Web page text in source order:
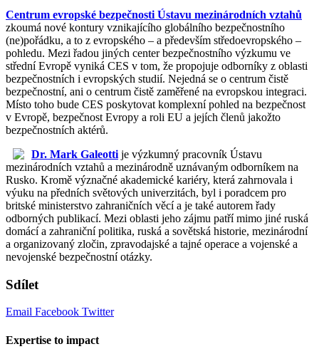
Centrum evropské bezpečnosti Ústavu mezinárodních vztahů
zkoumá nové kontury vznikajícího globálního bezpečnostního
(ne)pořádku, a to z evropského – a především středoevropského –
pohledu. Mezi řadou jiných center bezpečnostního výzkumu ve
střední Evropě vyniká CES v tom, že propojuje odborníky z oblasti
bezpečnostních i evropských studií. Nejedná se o centrum čistě
bezpečnostní, ani o centrum čistě zaměřené na evropskou integraci.
Místo toho bude CES poskytovat komplexní pohled na bezpečnost
v Evropě, bezpečnost Evropy a roli EU a jejích členů jakožto
bezpečnostních aktérů.
Dr. Mark Galeotti je výzkumný pracovník Ústavu
mezinárodních vztahů a mezinárodně uznávaným odborníkem na
Rusko. Kromě význačné akademické kariéry, která zahrnovala i
výuku na předních světových univerzitách, byl i poradcem pro
britské ministerstvo zahraničních věcí a je také autorem řady
odborných publikací. Mezi oblasti jeho zájmu patří mimo jiné ruská
domácí a zahraniční politika, ruská a sovětská historie, mezinárodní
a organizovaný zločin, zpravodajské a tajné operace a vojenské a
nevojenské bezpečnostní otázky.
Sdílet
Email Facebook Twitter
Expertise to impact